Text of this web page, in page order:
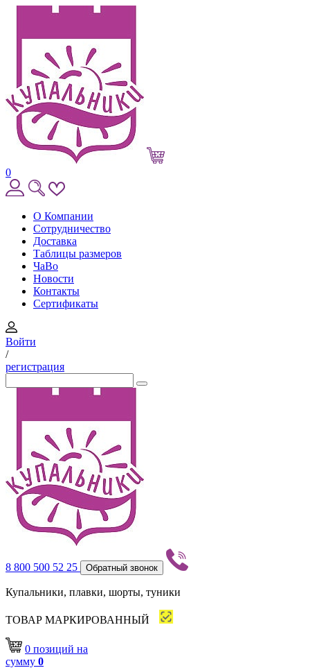
0
О Компании
Сотрудничество
Доставка
Таблицы размеров
ЧаВо
Новости
Контакты
Сертификаты
Войти
/
регистрация
8 800 500 52 25 Обратный звонок
Купальники, плавки, шорты, туники
ТОВАР МАРКИРОВАННЫЙ
0 позиций на
сумму 0